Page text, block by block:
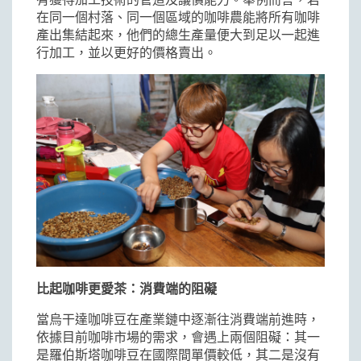
在同一個村落、同一個區域的咖啡農能將所有咖啡
產出集結起來，他們的總生產量便大到足以一起進
行加工，並以更好的價格賣出。
比起咖啡更愛茶：消費端的阻礙
當烏干達咖啡豆在產業鏈中逐漸往消費端前進時，
依據目前咖啡市場的需求，會遇上兩個阻礙：其一
是羅伯斯塔咖啡豆在國際間單價較低，其二是沒有